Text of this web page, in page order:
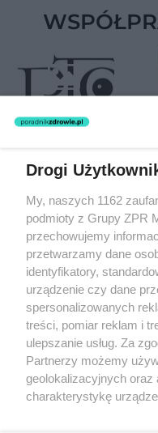
Żaden utwór zamieszczony
rozpowszechniany lub dalej
(w tym także elektroniczny
eksploatacji w jakiejkolwiek
Internecie bez pisemnej
lub wykorzystanie utworów
prawa, tzn. bez właściwej
może być ścigane prawnie.
Drogi
My, naszych 1162
podmioty z Grupy ZPR
przechowujemy
przetwarzamy dane
identyfikatory,
urządzenie czy dane
spersonalizowanych
treści, pomiar reklam i
ulepszanie usług. Za
Partnerzy możemy
geolokalizacyjnych oraz
charakterystykę